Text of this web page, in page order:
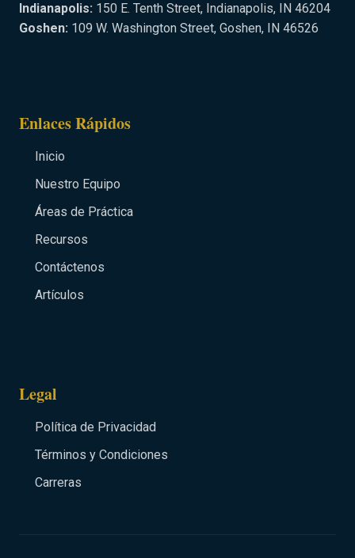
Indianapolis: 150 E. Tenth Street, Indianapolis, IN 46204
Goshen: 109 W. Washington Street, Goshen, IN 46526
Enlaces Rápidos
Inicio
Nuestro Equipo
Áreas de Práctica
Recursos
Contáctenos
Artículos
Legal
Política de Privacidad
Términos y Condiciones
Carreras